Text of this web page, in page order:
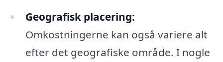
Geografisk placering:
Omkostningerne kan også variere alt
efter det geografiske område. I nogle